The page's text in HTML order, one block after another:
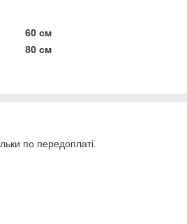
60 см
80 см
по передоплаті.